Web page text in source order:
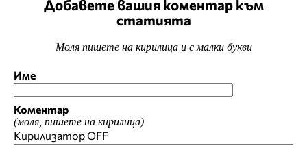
Добавете вашия коментар към
статията
Моля пишете на кирилица и с малки букви
Име
Коментар
(моля, пишете на кирилица)
КирилизаторOFF